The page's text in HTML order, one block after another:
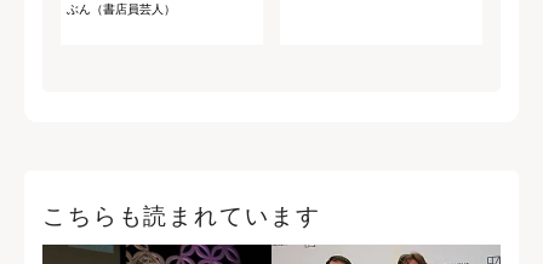
ぶん（書店員芸人）
こちらも読まれています